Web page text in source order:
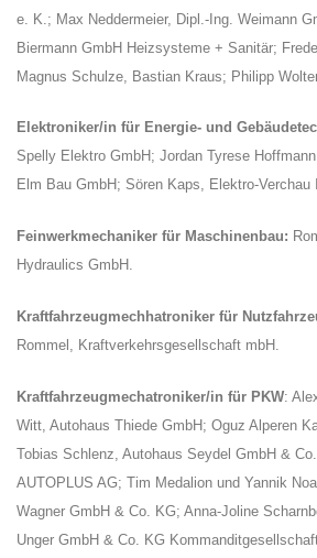
e. K.; Max Neddermeier, Dipl.-Ing. Weimann
Biermann GmbH Heizsysteme + Sanitär;
Magnus Schulze, Bastian Kraus; Philipp
Elektroniker/in für Energie- und
Spelly Elektro GmbH; Jordan Tyrese
Elm Bau GmbH; Sören Kaps, Elektro-
Feinwerkmechaniker für Maschinenbau:
Hydraulics GmbH.
Kraftfahrzeugmechhatroniker für
Rommel, Kraftverkehrsgesellschaft mbH.
Kraftfahrzeugmechatroniker/in für PKW:
Witt, Autohaus Thiede GmbH; Oguz Alperen
Tobias Schlenz, Autohaus Seydel GmbH &
AUTOPLUS AG; Tim Medalion und Yannik
Wagner GmbH & Co. KG; Anna-Joline
Unger GmbH & Co. KG